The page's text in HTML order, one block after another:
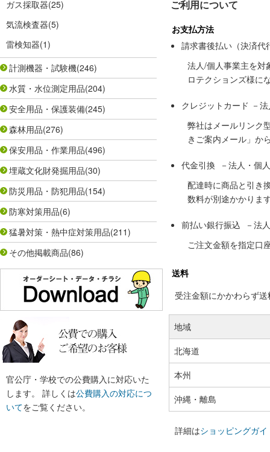
ガス採取器(25)
気流検査器(5)
雷検知器(1)
計測機器・試験機(246)
水質・水位測定用品(204)
安全用品・保護装備(245)
森林用品(276)
保安用品・作業用品(496)
埋蔵文化財発掘用品(30)
防災用品・防犯用品(154)
防寒対策用品(6)
猛暑対策・熱中症対策用品(211)
その他掲載商品(86)
官公庁・学校での公費購入に対応いた
します。 詳しくは公費購入の対応につ
いてをご覧ください。
ご利用について
お支払方法
請求書後払い（決済代
法人/個人事業主を対
ロテクションズ様に
クレジットカード －
弊社はメールリンク
きご案内メール」か
代金引換 －法人・個
配達時に商品と引き
数料が別途かかりま
前払い銀行振込 －法
ご注文金額を指定口
送料
受注金額にかかわらず
地域
北海道
本州
沖縄・離島
詳細はショッピングガイ